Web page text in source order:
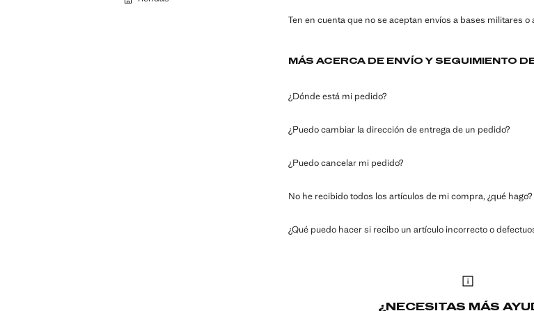
Ten en cuenta que no se aceptan envíos a bases militares
MÁS ACERCA DE ENVÍO Y SEGUIMIENTO
¿Dónde está mi pedido?
¿Puedo cambiar la dirección de entrega de un pedido?
¿Puedo cancelar mi pedido?
No he recibido todos los artículos de mi compra, ¿qué hago?
¿Qué puedo hacer si recibo un artículo incorrecto o
¿NECESITAS MÁS